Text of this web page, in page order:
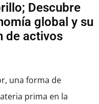
Descubre
global y su
de activos
una forma de
prima en la